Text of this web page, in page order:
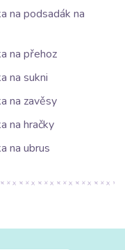
na podsadák na
na přehoz
na sukni
na zavěsy
na hračky
na ubrus